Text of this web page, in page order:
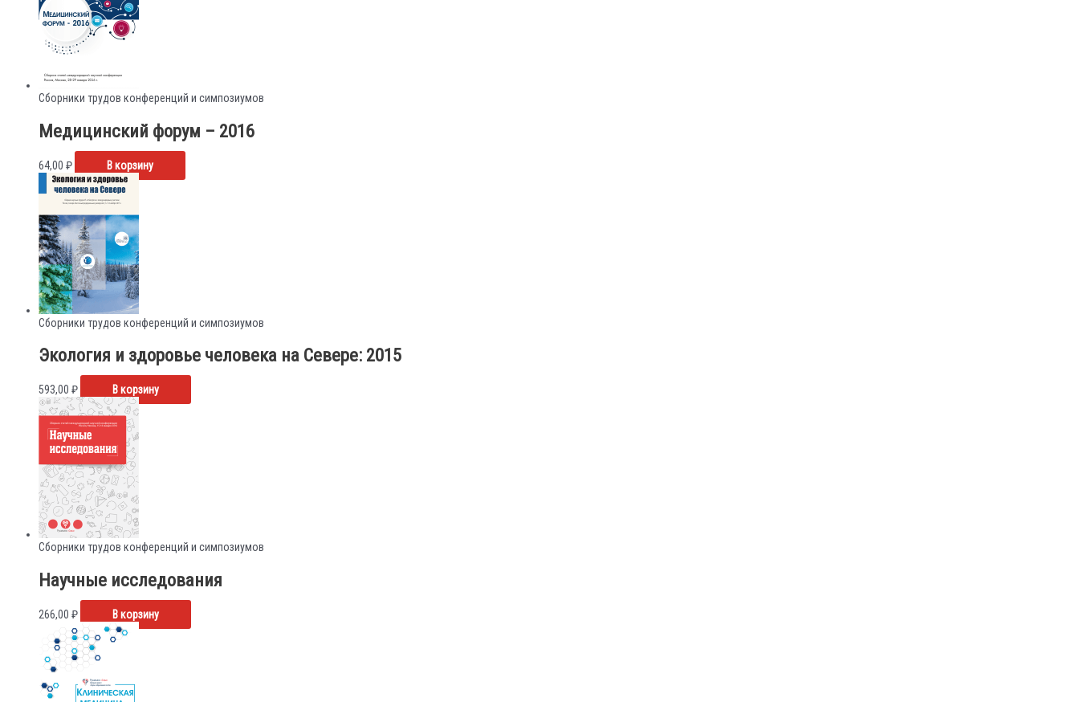
Сборники трудов конференций и симпозиумов
Медицинский форум – 2016
64,00 ₽ В корзину
Сборники трудов конференций и симпозиумов
Экология и здоровье человека на Севере: 2015
593,00 ₽ В корзину
Сборники трудов конференций и симпозиумов
Научные исследования
266,00 ₽ В корзину